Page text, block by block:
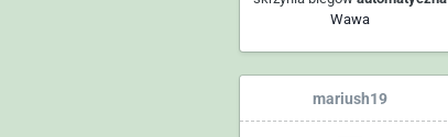
Wawa
mariush19